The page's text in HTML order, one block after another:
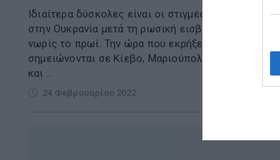
Ιδιαίτερα δύσκολες είναι οι στιγμές
στην Ουκρανία μετά τη ρωσική εισβολή
νωρίς το πρωί. Την ώρα που εκρήξεις
σημειώνονται σε Κίεβο, Μαριούπολη
και ...
24 Φεβρουαρίου 2022